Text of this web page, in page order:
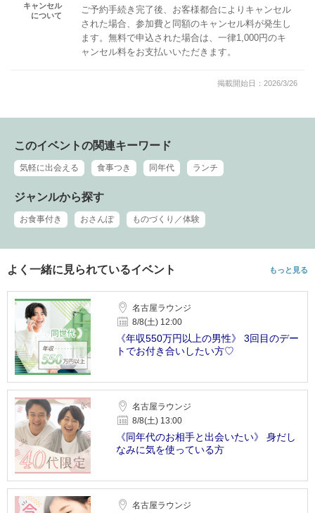
キャンセル
について
ご予約手続き完了後、お客様都合によりキャンセル
された場合、参加費と同額のキャンセル料が発生し
ます。無料で申込された場合は、一律1,000円のキ
ャンセル料をお支払いいただきます。
掲載開始日：2026/3/26
このイベントの関連キーワード
気軽に出会える 食事つき 同年代 ランチ
ジャンルから探す
お食事付き おさんぽ ものづくり／体験
よく一緒に見られているイベント もっと見る
名古屋ラウンジ
8/8(土) 12:00
《年収550万円以上の男性》 3回目のデー
トでお付き合いしたい方♡
名古屋ラウンジ
8/8(土) 13:00
《同年代のお相手と出会いたい》 身だし
なみに気を使っている方
名古屋ラウンジ